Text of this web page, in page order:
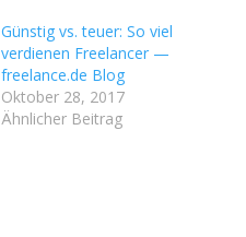
Günstig vs. teuer: So viel
verdienen Freelancer —
freelance.de Blog
Oktober 28, 2017
Ähnlicher Beitrag